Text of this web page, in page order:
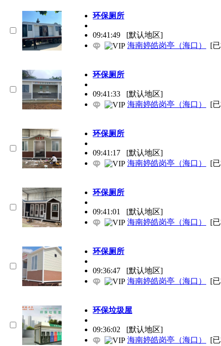
环保厕所
09:41:49
[默认地区]
海南婷皓岗亭（海口）
[
环保厕所
09:41:33
[默认地区]
海南婷皓岗亭（海口）
[
环保厕所
09:41:17
[默认地区]
海南婷皓岗亭（海口）
[
环保厕所
09:41:01
[默认地区]
海南婷皓岗亭（海口）
[
环保厕所
09:36:47
[默认地区]
海南婷皓岗亭（海口）
[
环保垃圾屋
09:36:02
[默认地区]
海南婷皓岗亭（海口）
[